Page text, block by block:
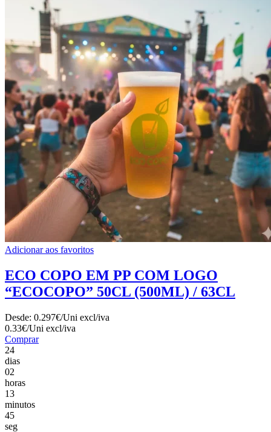
Adicionar aos favoritos
ECO COPO EM PP COM LOGO
“ECOCOPO” 50CL (500ML) / 63CL
Desde: 0.297€/Uni excl/iva
0.33€/Uni excl/iva
Comprar
24
dias
02
horas
13
minutos
43
seg